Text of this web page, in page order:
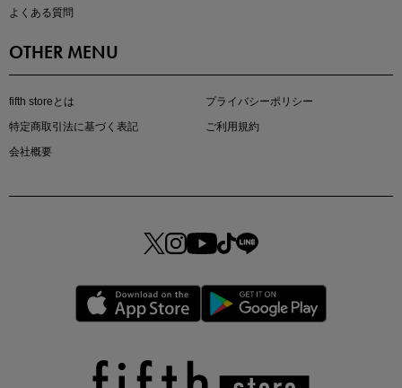
マストバイアイテム
この夏の主役確定！
よくある質問
OTHER MENU
fifth storeとは
プライバシーポリシー
特定商取引法に基づく表記
ご利用規約
会社概要